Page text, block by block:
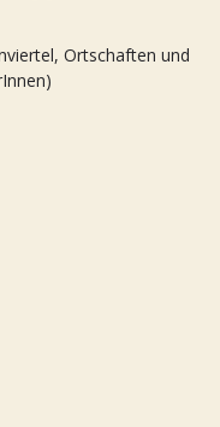
Ortschaften und